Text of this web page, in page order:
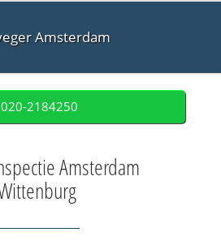
Amsterdam
020-2184250
Amsterdam